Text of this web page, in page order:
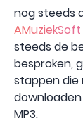
nog steeds
steeds de
besproken,
stappen die
MP3.